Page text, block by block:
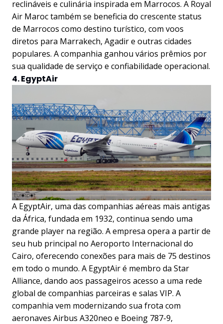
reclináveis e culinária inspirada em Marrocos. A Royal
Air Maroc também se beneficia do crescente status
de Marrocos como destino turístico, com voos
diretos para Marrakech, Agadir e outras cidades
populares. A companhia ganhou vários prêmios por
sua qualidade de serviço e confiabilidade operacional.
4. EgyptAir
A EgyptAir, uma das companhias aéreas mais antigas
da África, fundada em 1932, continua sendo uma
grande player na região. A empresa opera a partir de
seu hub principal no Aeroporto Internacional do
Cairo, oferecendo conexões para mais de 75 destinos
em todo o mundo. A EgyptAir é membro da Star
Alliance, dando aos passageiros acesso a uma rede
global de companhias parceiras e salas VIP. A
companhia vem modernizando sua frota com
aeronaves Airbus A320neo e Boeing 787-9,